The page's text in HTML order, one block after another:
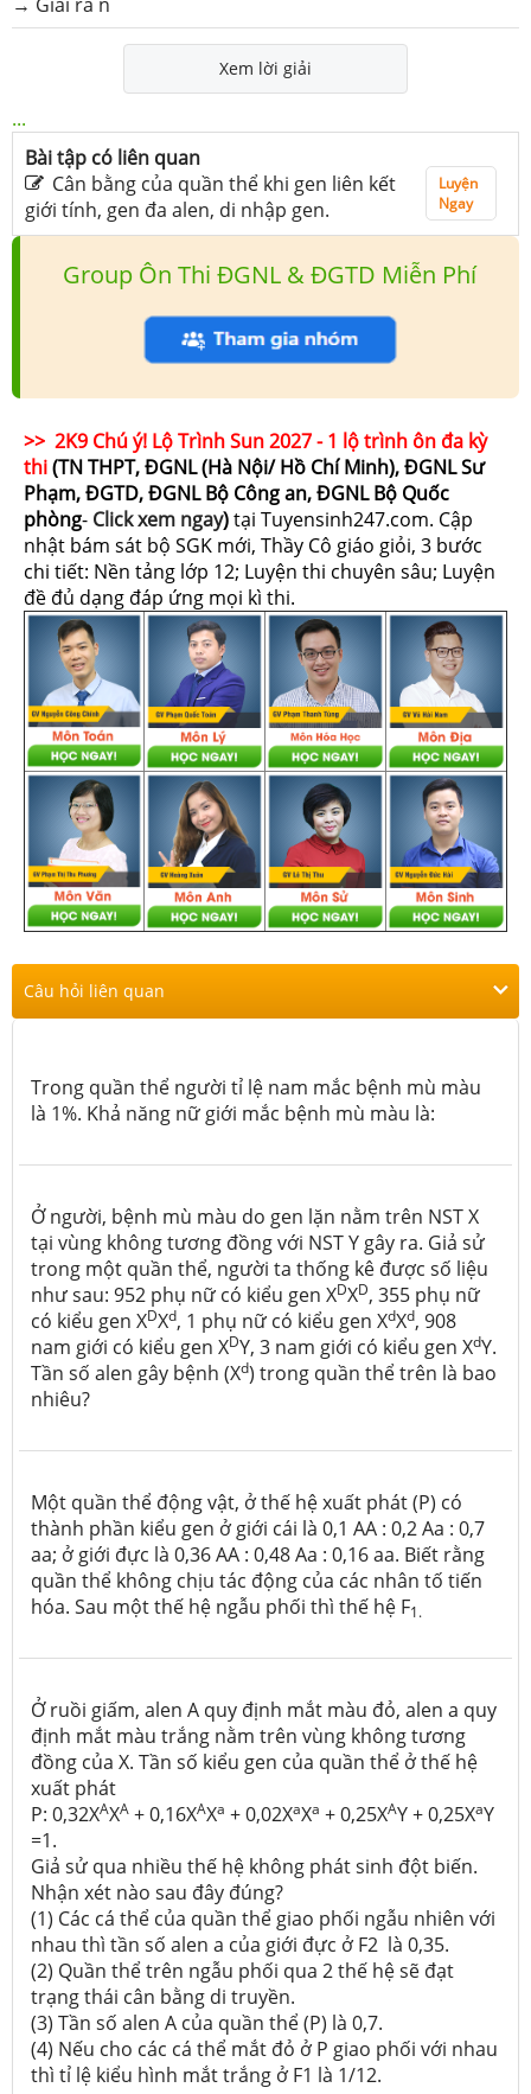
Xem lời giải
...
Bài tập có liên quan
Cân bằng của quần thể khi gen liên kết
giới tính, gen đa alen, di nhập gen.
Luyện
Ngay
Group Ôn Thi ĐGNL & ĐGTD Miễn Phí
>> 2K9 Chú ý! Lộ Trình Sun 2027 - 1 lộ trình ôn đa kỳ
thi(TN THPT, ĐGNL (Hà Nội/ Hồ Chí Minh), ĐGNL Sư
Phạm, ĐGTD, ĐGNL Bộ Công an, ĐGNL Bộ Quốc
phòng- Click xem ngay)tại Tuyensinh247.com. Cập
nhật bám sát bộ SGK mới, Thầy Cô giáo giỏi, 3 bước
chi tiết: Nền tảng lớp 12; Luyện thi chuyên sâu; Luyện
đề đủ dạng đáp ứng mọi kì thi.
Câu hỏi liên quan
Trong quần thể người tỉ lệ nam mắc bệnh mù màu
là 1%. Khả năng nữ giới mắc bệnh mù màu là:
Ở người, bệnh mù màu do gen lặn nằm trên NST X
tại vùng không tương đồng với NST Y gây ra. Giả sử
trong một quần thể, người ta thống kê được số liệu
như sau: 952 phụ nữ có kiểu gen XDXD, 355 phụ nữ
có kiểu gen XDXd, 1 phụ nữ có kiểu gen XdXd, 908
nam giới có kiểu gen XDY, 3 nam giới có kiểu gen XdY.
Tần số alen gây bệnh (Xd) trong quần thể trên là bao
nhiêu?
Một quần thể động vật, ở thế hệ xuất phát (P) có
thành phần kiểu gen ở giới cái là 0,1 AA : 0,2 Aa : 0,7
aa; ở giới đực là 0,36 AA : 0,48 Aa : 0,16 aa. Biết rằng
quần thể không chịu tác động của các nhân tố tiến
hóa. Sau một thế hệ ngẫu phối thì thế hệ F1.
Ở ruồi giấm, alen A quy định mắt màu đỏ, alen a quy
định mắt màu trắng nằm trên vùng không tương
đồng của X. Tần số kiểu gen của quần thể ở thế hệ
xuất phát
P: 0,32XAXA + 0,16XAXa + 0,02XaXa + 0,25XAY + 0,25XaY
=1.
Giả sử qua nhiều thế hệ không phát sinh đột biến.
Nhận xét nào sau đây đúng?
(1) Các cá thể của quần thể giao phối ngẫu nhiên với
nhau thì tần số alen a của giới đực ở F2 là 0,35.
(2) Quần thể trên ngẫu phối qua 2 thế hệ sẽ đạt
trạng thái cân bằng di truyền.
(3) Tần số alen A của quần thể (P) là 0,7.
(4) Nếu cho các cá thể mắt đỏ ở P giao phối với nhau
thì tỉ lệ kiểu hình mắt trắng ở F1 là 1/12.